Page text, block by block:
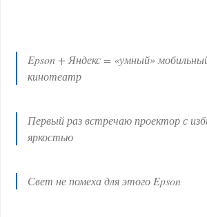
Epson + Яндекс = «умный»
кинотеатр
Первый раз встречаю проектор с
яркостью
Свет не помеха для этого Epson